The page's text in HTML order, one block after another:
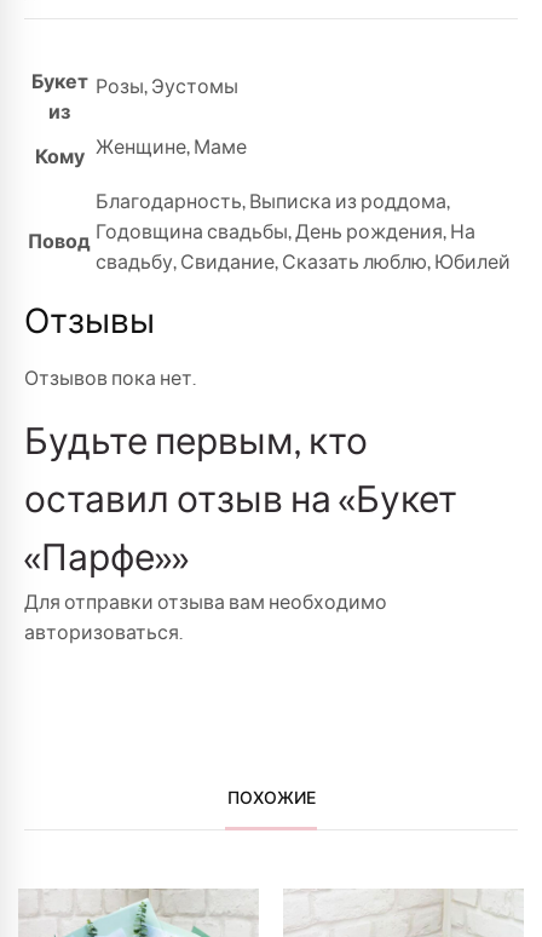
Букет
из
Розы,Эустомы
Кому Женщине,Маме
Повод
Благодарность,Выписка из роддома,
Годовщина свадьбы,День рождения,На
свадьбу,Свидание,Сказать люблю,Юбилей
Отзывы
Отзывов пока нет.
Будьте первым, кто
оставил отзыв на «Букет
«Парфе»»
Для отправки отзыва вам необходимо
авторизоваться.
ПОХОЖИЕ